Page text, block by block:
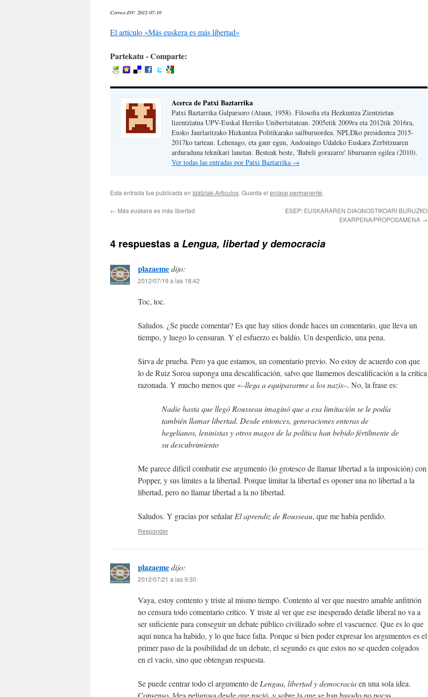
Correo-DV: 2012-07-10
El artículo «Más euskera es más libertad»
Partekatu - Comparte:
Acerca de Patxi Baztarrika
Patxi Baztarrika Galparsoro (Ataun, 1958). Filosofia eta Hezkuntza Zientzietan
lizentziatua UPV-Euskal Herriko Unibertsitatean. 2005etik 2009ra eta 2012tik 2016ra,
Eusko Jaurlaritzako Hizkuntza Politikarako sailburuordea. NPLDko presidentea 2015-
2017ko tartean. Lehenago, eta gaur egun, Andoaingo Udaleko Euskara Zerbitzuaren
arduraduna teknikari lanetan. Besteak beste, 'Babeli gorazarre' liburuaren egilea (2010).
Ver todas las entradas por Patxi Baztarrika →
Esta entrada fue publicada en Idatziak-Articulos. Guarda el enlace permanente.
← Más euskera es más libertad
ESEP: EUSKARAREN DIAGNOSTIKOARI BURUZKO
EKARPENA/PROPOSAMENA →
4 respuestas a Lengua, libertad y democracia
plazaemedijo:
2012/07/19 a las 18:42
Toc, toc.
Saludos. ¿Se puede comentar? Es que hay sitios donde haces un comentario, que lleva un
tiempo, y luego lo censuran. Y el esfuerzo es baldío. Un desperdicio, una pena.
Sirva de prueba. Pero ya que estamos, un comentario previo. No estoy de acuerdo con que
lo de Ruiz Soroa suponga una descalificación, salvo que llamemos descalificación a la crítica
razonada. Y mucho menos que «–llega a equipararme a los nazis–. No, la frase es:
Nadie hasta que llegó Rousseau imaginó que a esa limitación se le podía
también llamar libertad. Desde entonces, generaciones enteras de
hegelianos, leninistas y otros magos de la política han bebido fértilmente de
su descubrimiento
Me parece difícil combatir ese argumento (lo grotesco de llamar libertad a la imposición) con
Popper, y sus límites a la libertad. Porque limitar la libertad es oponer una no libertad a la
libertad, pero no llamar libertad a la no libertad.
Saludos. Y gracias por señalarEl aprendiz de Rousseau, que me había perdido.
Responder
plazaemedijo:
2012/07/21 a las 9:30
Vaya, estoy contento y triste al mismo tiempo. Contento al ver que nuestro amable anfitrión
no censura todo comentario crítico. Y triste al ver que ese inesperado detalle liberal no va a
ser suficiente para conseguir un debate público civilizado sobre el vascuence. Que es lo que
aquí nunca ha habido, y lo que hace falta. Porque si bien poder expresar los argumentos es el
primer paso de la posibilidad de un debate, el segundo es que estos no se queden colgados
en el vacío, sino que obtengan respuesta.
Se puede centrar todo el argumento de Lengua, libertad y democraciaen una sola idea.